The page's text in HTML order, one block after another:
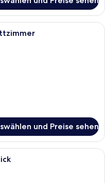
Hotelzimmer mit einem Bett,
und Preise sehen
Hotelzimmer mit Bett, Sessel,